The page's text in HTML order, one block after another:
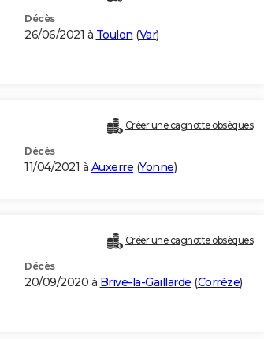
Décès
26/06/2021 à Toulon (Var)
Créer une cagnotte obsèques
Décès
11/04/2021 à Auxerre (Yonne)
Créer une cagnotte obsèques
Décès
20/09/2020 à Brive-la-Gaillarde (Corrèze)